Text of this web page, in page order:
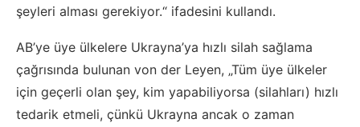
şeyleri alması gerekiyor.“ ifadesini kullandı.
AB’ye üye ülkelere Ukrayna’ya hızlı silah sağlama
çağrısında bulunan von der Leyen, „Tüm üye ülkeler
için geçerli olan şey, kim yapabiliyorsa (silahları) hızlı
tedarik etmeli, çünkü Ukrayna ancak o zaman